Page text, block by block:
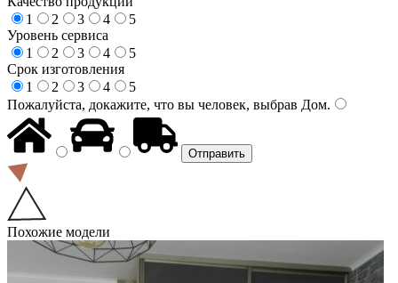
1
2 3 4
5
Уровень сервиса
1
2 3 4
5
Срок изготовления
1
2 3 4
5
Пожалуйста, докажите, что вы человек, выбрав Дом.
Похожие модели